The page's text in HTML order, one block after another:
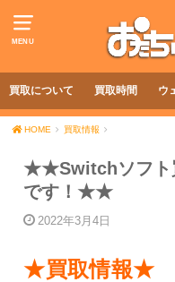
MENU
買取について 買取時間 ウ
HOME 買取情報
★★Switchソフト
です！★★
2022年3月4日
★買取情報★